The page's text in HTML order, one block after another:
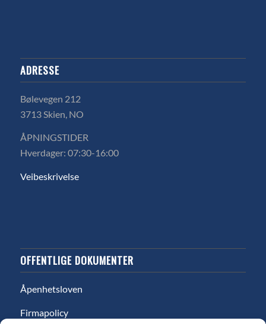
ADRESSE
Bølevegen 212
3713 Skien, NO
ÅPNINGSTIDER
Hverdager: 07:30-16:00
Veibeskrivelse
OFFENTLIGE DOKUMENTER
Åpenhetsloven
Firmapolicy